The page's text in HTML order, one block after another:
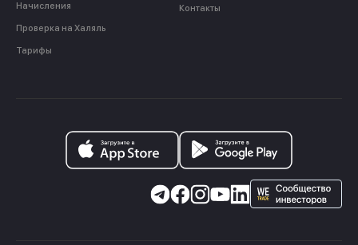
Начисления
Проверка на Халяль
Тарифы
Контакты